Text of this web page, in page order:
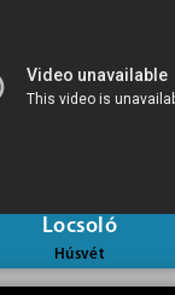
Locsoló
Húsvét